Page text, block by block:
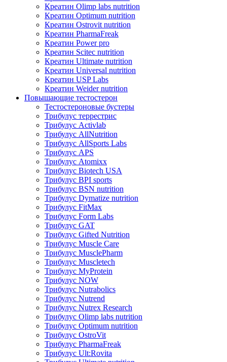
Креатин Olimp labs nutrition
Креатин Optimum nutrition
Креатин Ostrovit nutrition
Креатин PharmaFreak
Креатин Power pro
Креатин Scitec nutrition
Креатин Ultimate nutrition
Креатин Universal nutrition
Креатин USP Labs
Креатин Weider nutrition
Повышающие тестостерон
Тестостероновые бустеры
Трибулус террестрис
Трибулус Activlab
Трибулус AllNutrition
Трибулус AllSports Labs
Трибулус APS
Трибулус Atomixx
Трибулус Biotech USA
Трибулус BPI sports
Трибулус BSN nutrition
Трибулус Dymatize nutrition
Трибулус FitMax
Трибулус Form Labs
Трибулус GAT
Трибулус Gifted Nutrition
Трибулус Muscle Care
Трибулус MusclePharm
Трибулус Muscletech
Трибулус MyProtein
Трибулус NOW
Трибулус Nutrabolics
Трибулус Nutrend
Трибулус Nutrex Research
Трибулус Olimp labs nutrition
Трибулус Optimum nutrition
Трибулус OstroVit
Трибулус PharmaFreak
Трибулус Ult:Rovita